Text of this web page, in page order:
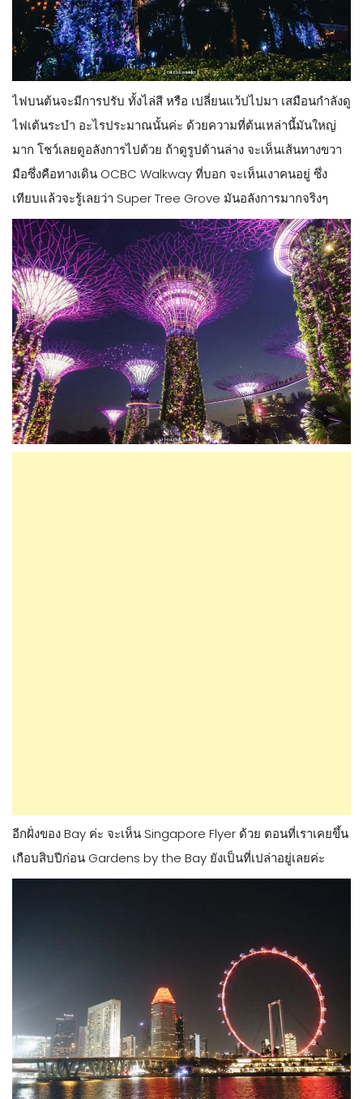
ไฟบนต้นจะมีการปรับ ทั้งไล่สี หรือ เปลี่ยนแว้ปไปมา เสมือนกำลังดู
ไฟเต้นระบำ อะไรประมาณนั้นค่ะ ด้วยความที่ต้นเหล่านี้มันใหญ่
มาก โชว์เลยดูอลังการไปด้วย ถ้าดูรูปด้านล่าง จะเห็นเส้นทางขวา
มือซึ่งคือทางเดิน OCBC Walkway ที่บอก จะเห็นเงาคนอยู่ ซึ่ง
เทียบแล้วจะรู้เลยว่า Super Tree Grove มันอลังการมากจริงๆ
อีกฝั่งของ Bay ค่ะ จะเห็น Singapore Flyer ด้วย ตอนที่เราเคยขึ้น
เกือบสิบปีก่อน Gardens by the Bay ยังเป็นที่เปล่าอยู่เลยค่ะ